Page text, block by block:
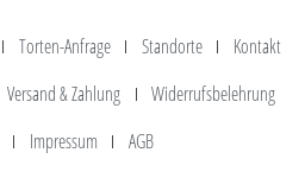
Torten-Anfrage Standorte
Kontakt
Versand & Zahlung
Widerrufsbelehrung
Impressum AGB